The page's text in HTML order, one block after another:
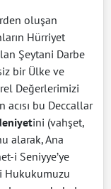
oluşan
Hürriyet
Şeytani Darbe
bir Ülke ve
Değerlerimizi
bu Deccallar
ini (vahşet,
alarak, Ana
i Seniyye’ye
Hukukumuzu